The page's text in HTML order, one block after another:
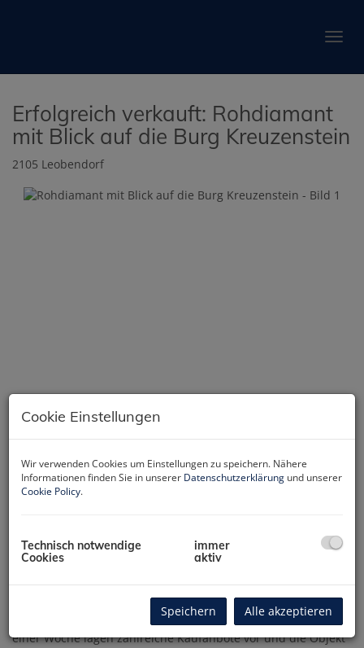
Erfolgreich verkauft: Rohdiamant
mit Blick auf die Burg Kreuzenstein
2105 Leobendorf
Beschreibung
ACHTUNG! Nach 276 Anfragen und ca 50 Besichtigungen in
einer Woche lagen zahlreiche Kaufanbote vor und die Objekt
Cookie Einstellungen
Wir verwenden Cookies um Einstellungen zu speichern. Nähere
Informationen finden Sie in unserer Datenschutzerklärung und unserer
Cookie Policy.
Technisch notwendige
Cookies
immer
aktiv
Speichern Alle akzeptieren